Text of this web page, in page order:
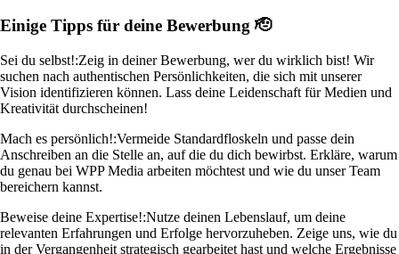
Einige Tipps für deine Bewerbung 🫡
Sei du selbst!:Zeig in deiner Bewerbung, wer du wirklich bist! Wir
suchen nach authentischen Persönlichkeiten, die sich mit unserer
Vision identifizieren können. Lass deine Leidenschaft für Medien und
Kreativität durchscheinen!
Mach es persönlich!:Vermeide Standardfloskeln und passe dein
Anschreiben an die Stelle an, auf die du dich bewirbst. Erkläre, warum
du genau bei WPP Media arbeiten möchtest und wie du unser Team
bereichern kannst.
Beweise deine Expertise!:Nutze deinen Lebenslauf, um deine
relevanten Erfahrungen und Erfolge hervorzuheben. Zeige uns, wie du
in der Vergangenheit strategisch gearbeitet hast und welche Ergebnisse